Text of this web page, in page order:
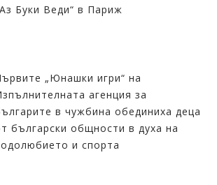
Буки Веди“ в Париж
„Юнашки игри“ на
агенция за
в чужбина обединиха деца
български общности в духа на
и спорта